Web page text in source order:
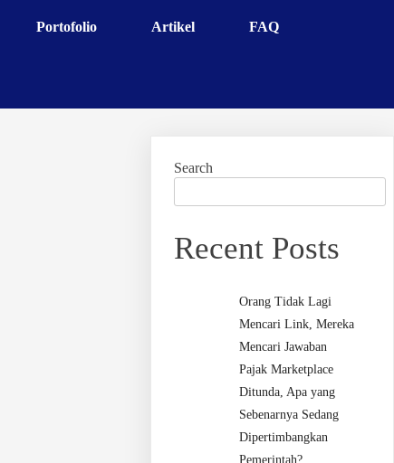
Portofolio Artikel FAQ
Search
Recent Posts
Orang Tidak Lagi
Mencari Link, Mereka
Mencari Jawaban
Pajak Marketplace
Ditunda, Apa yang
Sebenarnya Sedang
Dipertimbangkan
Pemerintah?